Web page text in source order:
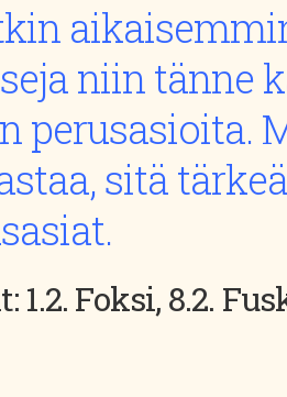
niin tänne
perusasioita.
sitä
Foksi, 8.2.